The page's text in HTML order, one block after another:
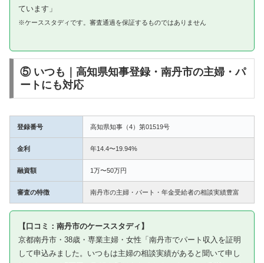
ています」
※ケーススタディです。審査通過を保証するものではありません
⑤ いつも｜高知県知事登録・南丹市の主婦・パ
ートにも対応
登録番号 高知県知事（4）第01519号
金利 年14.4〜19.94%
融資額 1万〜50万円
審査の特徴 南丹市の主婦・パート・年金受給者の相談実績豊富
【口コミ：南丹市のケーススタディ】
京都南丹市・38歳・専業主婦・女性「南丹市でパート収入を証明
して申込みました。いつもは主婦の相談実績があると聞いて申し